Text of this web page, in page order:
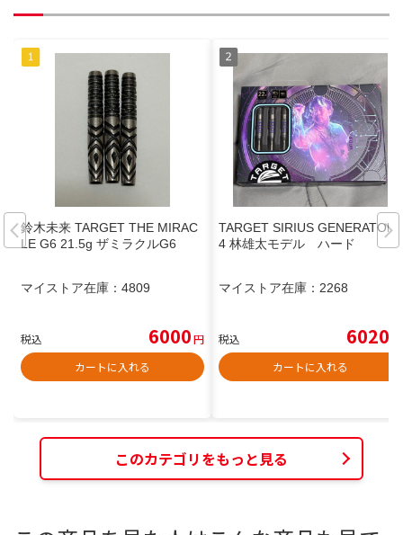
鈴木未来 TARGET THE MIRAC
LE G6 21.5g ザミラクルG6
マイストア在庫： 4809
税込 6000円
カートに入れる
TARGET SIRIUS GENERATON
4 林雄太モデル ハード
マイストア在庫： 2268
税込 6020
カートに入れる
このカテゴリをもっと見る